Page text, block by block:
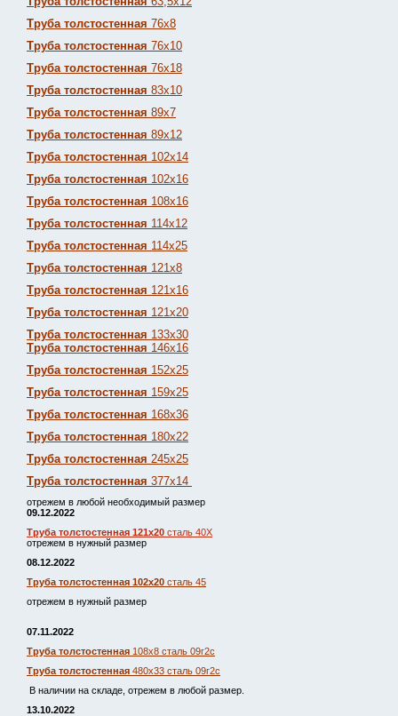
Труба толстостенная 76х8
Труба толстостенная 76х10
Труба толстостенная 76х18
Труба толстостенная 83х10
Труба толстостенная 89х7
Труба толстостенная 89х12
Труба толстостенная 102х14
Труба толстостенная 102х16
Труба толстостенная 108х16
Труба толстостенная 114х12
Труба толстостенная 114х25
Труба толстостенная 121х8
Труба толстостенная 121х16
Труба толстостенная 121х20
Труба толстостенная 133х30
Труба толстостенная 146х16
Труба толстостенная 152х25
Труба толстостенная 159х25
Труба толстостенная 168х36
Труба толстостенная 180х22
Труба толстостенная 245х25
Труба толстостенная 377х14
отрежем в любой необходимый размер
09.12.2022
Труба толстостенная 121х20 сталь 40Х
отрежем в нужный размер
08.12.2022
Труба толстостенная 102х20 сталь 45
отрежем в нужный размер
07.11.2022
Труба толстостенная 108х8 сталь 09г2с
Труба толстостенная 480х33 сталь 09г2с
В наличии на складе, отрежем в любой размер.
13.10.2022